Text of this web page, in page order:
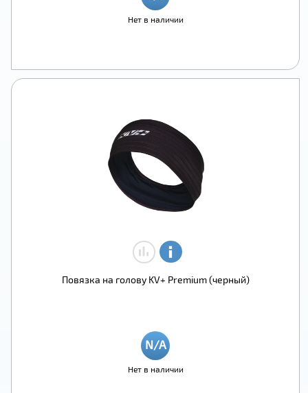
Нет в наличии
Повязка на голову KV+ Premium (черный)
Нет в наличии